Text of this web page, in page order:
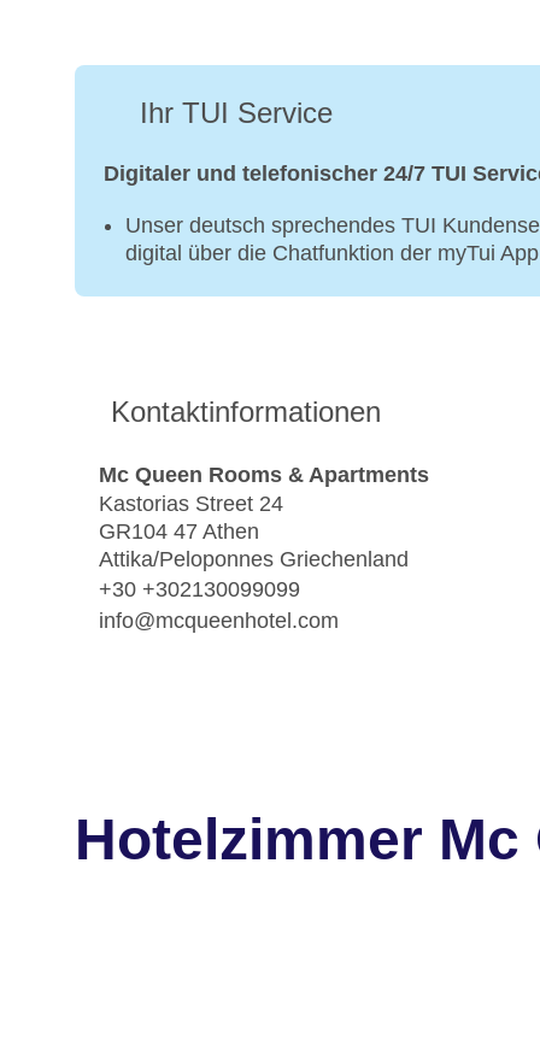
Ihr TUI Service
Digitaler und telefonischer 24/7 TUI
Unser deutsch sprechendes TUI
digital über die Chatfunktion der myTui
Kontaktinformationen
Mc Queen Rooms & Apartments
Kastorias Street 24
GR104 47 Athen
Attika/Peloponnes Griechenland
+30 +302130099099
info@mcqueenhotel.com
Hotelzimmer